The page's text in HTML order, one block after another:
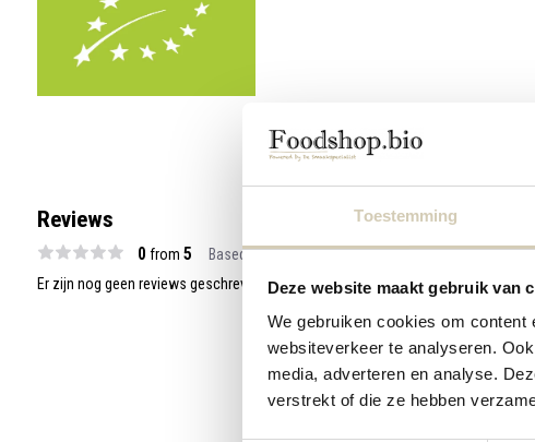
Toestemming
Deze website maakt gebruik van
We gebruiken cookies om
websiteverkeer te analyseren.
media, adverteren en analyse.
verstrekt of die ze hebben
Reviews
0 from 5 Based on 0 reviews
Er zijn nog geen reviews geschreven over dit product..